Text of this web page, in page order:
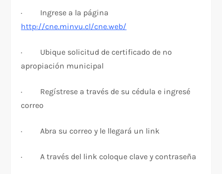
· Ingrese a la página
http://cne.minvu.cl/cne.web/
· Ubique solicitud de certificado de no
apropiación municipal
· Regístrese a través de su cédula e ingresé
correo
· Abra su correo y le llegará un link
· A través del link coloque clave y contraseña